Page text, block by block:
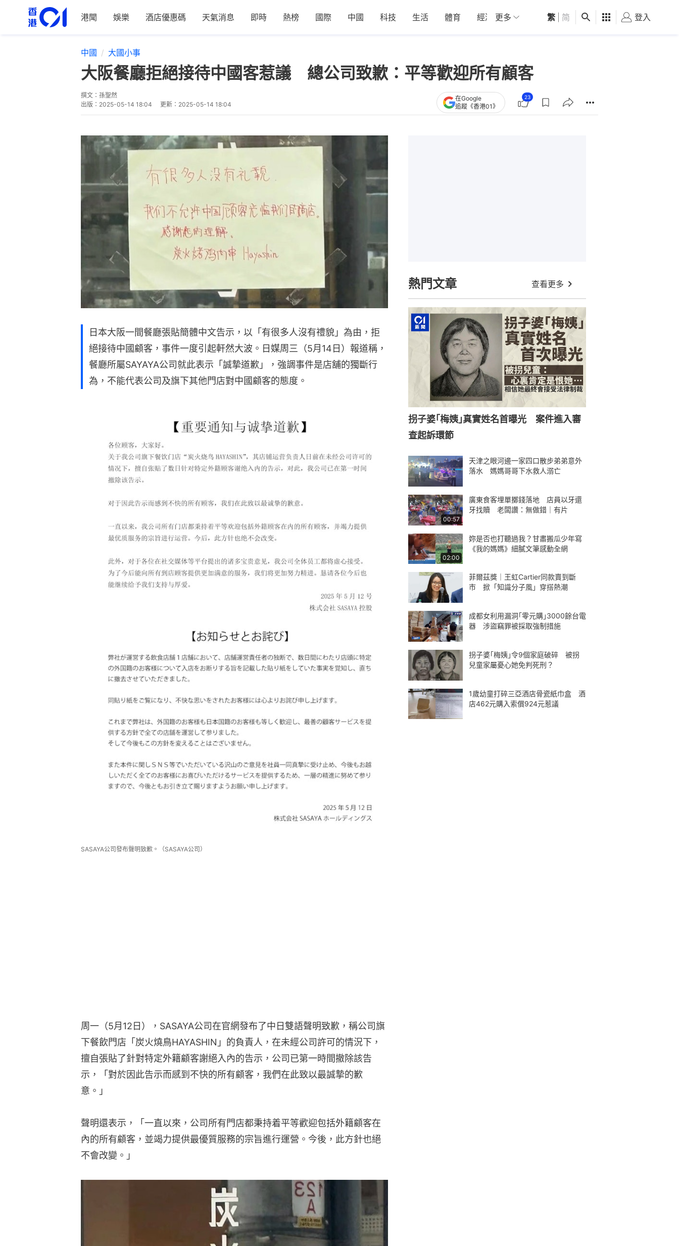
港聞 娛樂 酒店優惠碼 天氣消息 即時 熱榜 國際 中國 科技 生活 體育 經濟 01深圳 觀點 健康 好食玩飛
更多 繁 简 登入
中國 大國小事
大阪餐廳拒絕接待中國客惹議 總公司致歉：平等歡迎所有顧客
撰文： 孫聖然
出版： 2025-05-14 18:04 更新： 2025-05-14 18:04
在Google
追蹤《香港01》
23
日本大阪一間餐廳張貼簡體中文告示，以「有很多人沒有禮貌」為由，拒
絕接待中國顧客，事件一度引起軒然大波。日媒周三（5月14日）報道稱，
餐廳所屬SAYAYA公司就此表示「誠摯道歉」，強調事件是店舖的獨斷行
為，不能代表公司及旗下其他門店對中國顧客的態度。
SASAYA公司發布聲明致歉。（SASAYA公司）
周一（5月12日），SASAYA公司在官網發布了中日雙語聲明致歉，稱公司旗
下餐飲門店「炭火燒鳥HAYASHIN」的負責人，在未經公司許可的情況下，
擅自張貼了針對特定外籍顧客謝絕入內的告示，公司已第一時間撤除該告
示，「對於因此告示而感到不快的所有顧客，我們在此致以最誠摯的歉
意。」
聲明還表示，「一直以來，公司所有門店都秉持着平等歡迎包括外籍顧客在
內的所有顧客，並竭力提供最優質服務的宗旨進行運營。今後，此方針也絕
不會改變。」
熱門文章 查看更多
拐子婆｢梅姨｣真實姓名首曝光 案件進入審
查起訴環節
天津之眼河邊一家四口散步弟弟意外
落水 媽媽哥哥下水救人溺亡
00:57
廣東食客埋單擲錢落地 店員以牙還
牙找贖 老闆讚：無做錯｜有片
02:00
妳是否也打聽過我？甘肅搬瓜少年寫
《我的媽媽》細膩文筆感動全網
菲爾茲獎｜王虹Cartier同款賣到斷
市 掀「知識分子風」穿搭熱潮
成都女利用漏洞｢零元購｣3000餘台電
器 涉盜竊罪被採取強制措施
拐子婆｢梅姨｣令9個家庭破碎 被拐
兒童家屬憂心她免判死刑？
1歲幼童打碎三亞酒店骨瓷紙巾盒 酒
店462元購入索償924元惹議